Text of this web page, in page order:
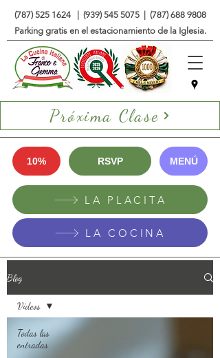
(787) 525 1624| (939) 545 5075| (787) 688 9808
Parking gratis en el estacionamiento de la Iglesia.
Próxima Clase
10% RSVP MENÚ
LA PLACITA
LA COCINA
Blog
Todas las
entradas
Videos